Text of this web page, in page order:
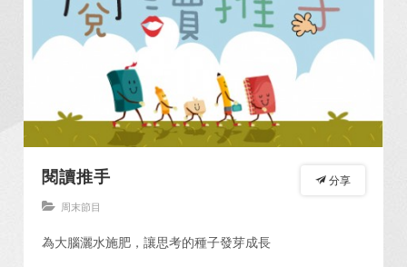
分享
閱讀推手
周末節目
為大腦灑水施肥，讓思考的種子發芽成長